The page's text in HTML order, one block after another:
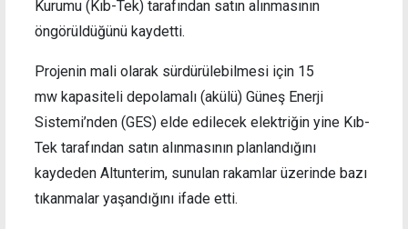
Kurumu (Kıb-Tek) tarafından satın alınmasının
öngörüldüğünü kaydetti.
Projenin mali olarak sürdürülebilmesi için 15
mw kapasiteli depolamalı (akülü) Güneş Enerji
Sistemi’nden (GES) elde edilecek elektriğin yine Kıb-
Tek tarafından satın alınmasının planlandığını
kaydeden Altunterim, sunulan rakamlar üzerinde bazı
tıkanmalar yaşandığını ifade etti.